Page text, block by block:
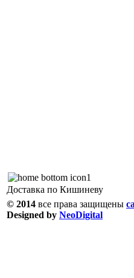
Доставка по Кишиневу
© 2014 все права защищены
Designed by NeoDigital